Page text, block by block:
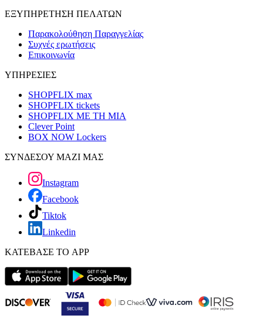
ΕΞΥΠΗΡΕΤΗΣΗ ΠΕΛΑΤΩΝ
Παρακολούθηση Παραγγελίας
Συχνές ερωτήσεις
Επικοινωνία
ΥΠΗΡΕΣΙΕΣ
SHOPFLIX max
SHOPFLIX tickets
SHOPFLIX ΜΕ ΤΗ ΜΙΑ
Clever Point
BOX NOW Lockers
ΣΥΝΔΕΣΟΥ ΜΑΖΙ ΜΑΣ
Instagram
Facebook
Tiktok
Linkedin
ΚΑΤΕΒΑΣΕ ΤΟ APP